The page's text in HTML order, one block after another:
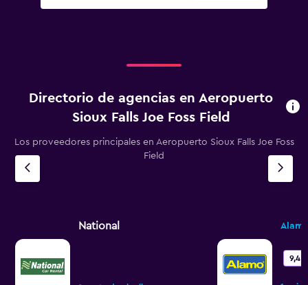
Directorio de agencias en Aeropuerto
Sioux Falls Joe Foss Field
Los proveedores principales en Aeropuerto Sioux Falls Joe Foss
Field
National
9,4